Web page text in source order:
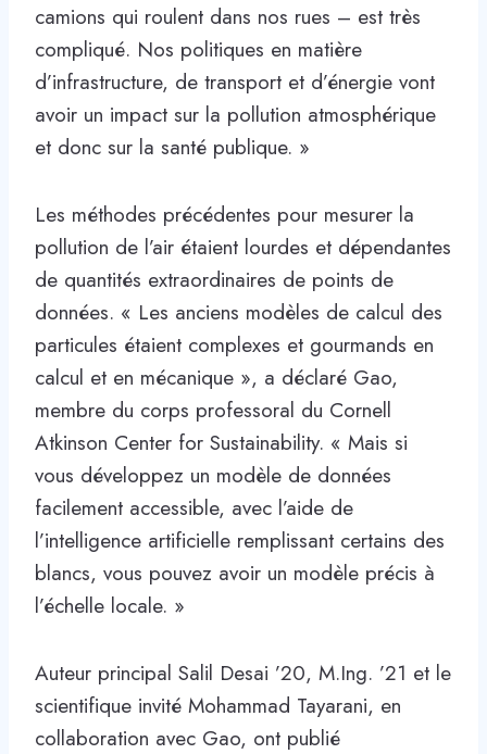
camions qui roulent dans nos rues – est très
compliqué. Nos politiques en matière
d’infrastructure, de transport et d’énergie vont
avoir un impact sur la pollution atmosphérique
et donc sur la santé publique. »
Les méthodes précédentes pour mesurer la
pollution de l’air étaient lourdes et dépendantes
de quantités extraordinaires de points de
données. « Les anciens modèles de calcul des
particules étaient complexes et gourmands en
calcul et en mécanique », a déclaré Gao,
membre du corps professoral du Cornell
Atkinson Center for Sustainability. « Mais si
vous développez un modèle de données
facilement accessible, avec l’aide de
l’intelligence artificielle remplissant certains des
blancs, vous pouvez avoir un modèle précis à
l’échelle locale. »
Auteur principal Salil Desai ’20, M.Ing. ’21 et le
scientifique invité Mohammad Tayarani, en
collaboration avec Gao, ont publié